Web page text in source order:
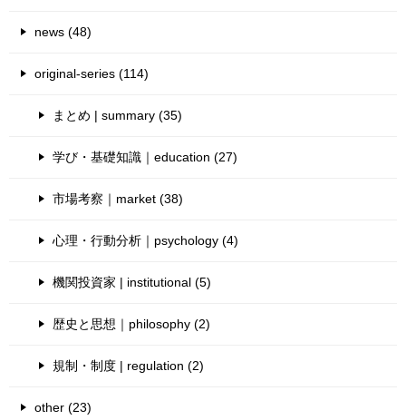
news (48)
original-series (114)
まとめ | summary (35)
学び・基礎知識｜education (27)
市場考察｜market (38)
心理・行動分析｜psychology (4)
機関投資家 | institutional (5)
歴史と思想｜philosophy (2)
規制・制度 | regulation (2)
other (23)